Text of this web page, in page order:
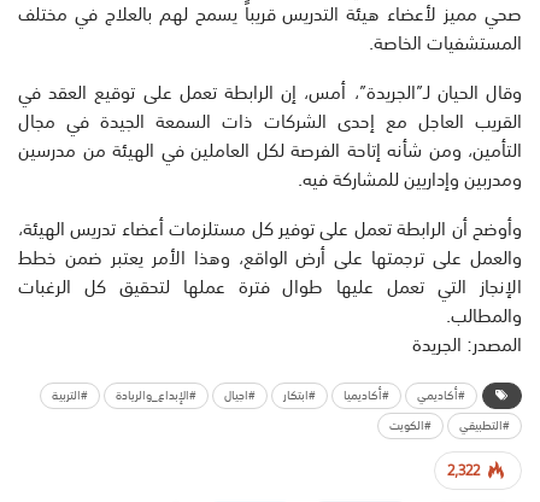
صحي مميز لأعضاء هيئة التدريس قريباً يسمح لهم بالعلاج في مختلف
المستشفيات الخاصة.
وقال الحيان لـ”الجريدة”، أمس، إن الرابطة تعمل على توقيع العقد في
القريب العاجل مع إحدى الشركات ذات السمعة الجيدة في مجال
التأمين، ومن شأنه إتاحة الفرصة لكل العاملين في الهيئة من مدرسين
ومدربين وإداريين للمشاركة فيه.
وأوضح أن الرابطة تعمل على توفير كل مستلزمات أعضاء تدريس الهيئة،
والعمل على ترجمتها على أرض الواقع، وهذا الأمر يعتبر ضمن خطط
الإنجاز التي تعمل عليها طوال فترة عملها لتحقيق كل الرغبات
والمطالب.
المصدر: الجريدة
#أكاديمي #أكاديميا #ابتكار #اجيال #الإبداع_والريادة
#التربية
#التطبيقي
#الكويت
2,322